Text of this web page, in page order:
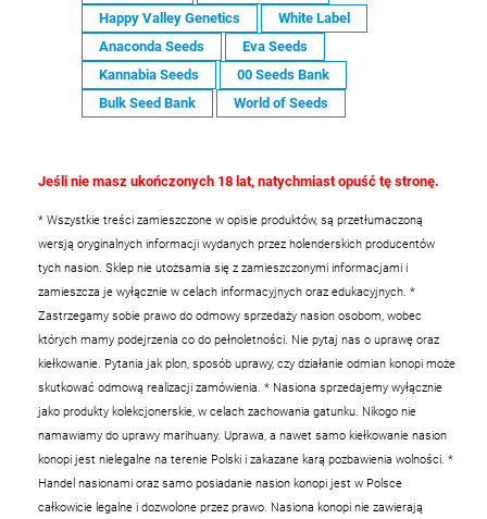
Happy Valley Genetics
White Label
Anaconda Seeds
Eva Seeds
Kannabia Seeds
00 Seeds Bank
Bulk Seed Bank
World of Seeds
Jeśli nie masz ukończonych 18 lat, natychmiast opuść tę stronę.
* Wszystkie treści zamieszczone w opisie produktów, są przetłumaczoną
wersją oryginalnych informacji wydanych przez holenderskich producentów
tych nasion. Sklep nie utożsamia się z zamieszczonymi informacjami i
zamieszcza je wyłącznie w celach informacyjnych oraz edukacyjnych. *
Zastrzegamy sobie prawo do odmowy sprzedaży nasion osobom, wobec
których mamy podejrzenia co do pełnoletności. Nie pytaj nas o uprawę oraz
kiełkowanie. Pytania jak plon, sposób uprawy, czy działanie odmian konopi może
skutkować odmową realizacji zamówienia. * Nasiona sprzedajemy wyłącznie
jako produkty kolekcjonerskie, w celach zachowania gatunku. Nikogo nie
namawiamy do uprawy marihuany. Uprawa, a nawet samo kiełkowanie nasion
konopi jest nielegalne na terenie Polski i zakazane karą pozbawienia wolności. *
Handel nasionami oraz samo posiadanie nasion konopi jest w Polsce
całkowicie legalne i dozwolone przez prawo. Nasiona konopi nie zawierają